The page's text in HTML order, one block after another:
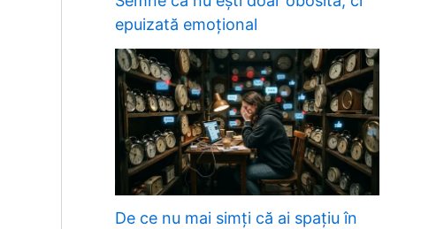
epuizată emoțional
De ce nu mai simți că ai spațiu în